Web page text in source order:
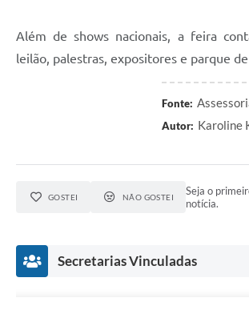
Além de shows nacionais, a feira
leilão, palestras, expositores e parque
Fonte:
Autor: Karoline
GOSTEI NÃO GOSTEI
Seja o
notícia.
Secretarias Vinculadas